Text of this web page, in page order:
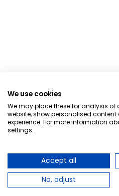
We use cookies
We may place these for analysis of
website, show personalised
experience. For more information
settings.
Accept all
No, adjust